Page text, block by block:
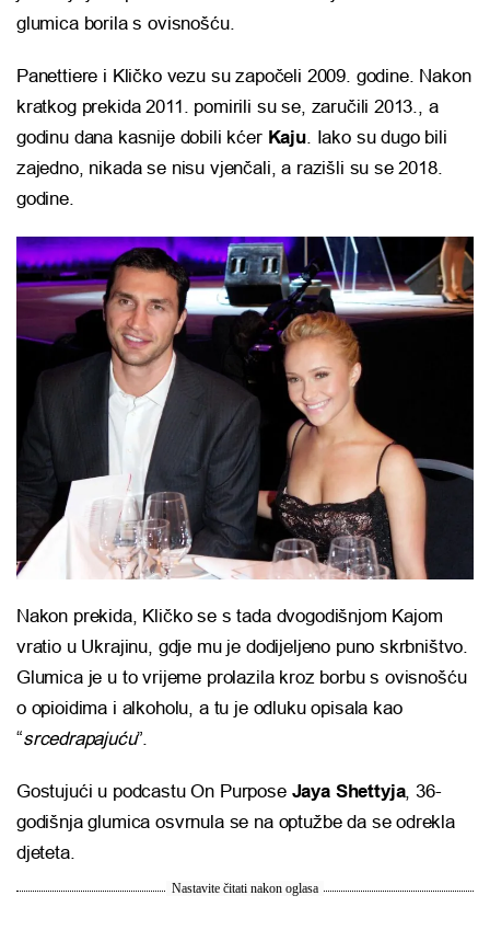
glumica borila s ovisnošću.
Panettiere i Kličko vezu su započeli 2009. godine. Nakon
kratkog prekida 2011. pomirili su se, zaručili 2013., a
godinu dana kasnije dobili kćer Kaju. Iako su dugo bili
zajedno, nikada se nisu vjenčali, a razišli su se 2018.
godine.
Nakon prekida, Kličko se s tada dvogodišnjom Kajom
vratio u Ukrajinu, gdje mu je dodijeljeno puno skrbništvo.
Glumica je u to vrijeme prolazila kroz borbu s ovisnošću
o opioidima i alkoholu, a tu je odluku opisala kao
“srcedrapajuću”.
Gostujući u podcastu On Purpose Jaya Shettyja, 36-
godišnja glumica osvrnula se na optužbe da se odrekla
djeteta.
Nastavite čitati nakon oglasa